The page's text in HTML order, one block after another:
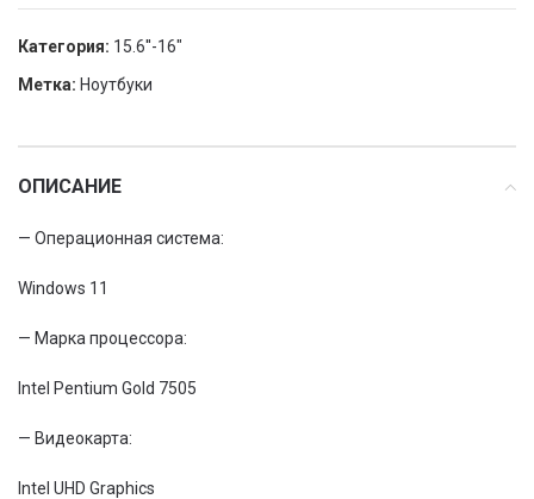
Категория: 15.6''-16"
Метка: Ноутбуки
ОПИСАНИЕ
— Операционная система:
Windows 11
— Марка процессора:
Intel Pentium Gold 7505
— Видеокарта:
Intel UHD Graphics